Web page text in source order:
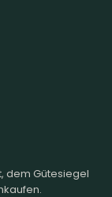
dem Gütesiegel